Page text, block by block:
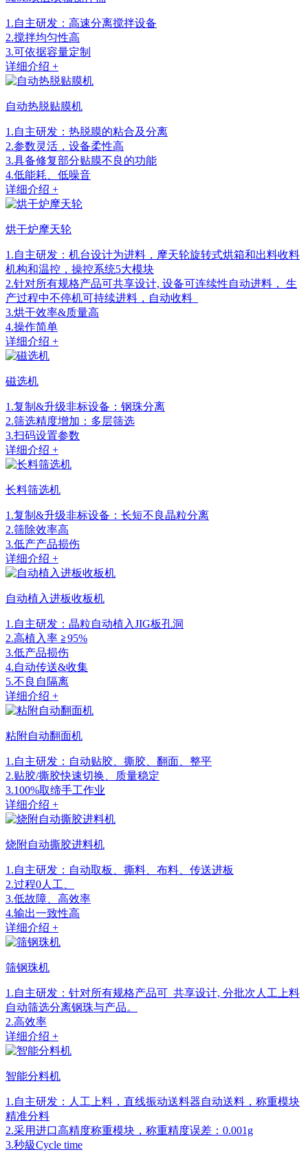
1.自主研发：高速分离搅拌设备
2.搅拌均匀性高
3.可依据容量定制
详细介绍 +
自动热脱贴膜机
1.自主研发：热脱膜的粘合及分离
2.参数灵活，设备柔性高
3.具备修复部分贴膜不良的功能
4.低能耗、低噪音
详细介绍 +
烘干炉摩天轮
1.自主研发：机台设计为进料，摩天轮旋转式烘箱和出料收料
机构和温控，操控系统5大模块
2.针对所有规格产品可共享设计, 设备可连续性自动进料， 生
产过程中不停机可持续进料，自动收料
3.烘干效率&质量高
4.操作简单
详细介绍 +
磁选机
1.复制&升级非标设备：钢珠分离
2.筛选精度增加：多层筛选
3.扫码设置参数
详细介绍 +
长料筛选机
1.复制&升级非标设备：长短不良晶粒分离
2.筛除效率高
3.低产产品损伤
详细介绍 +
自动植入进板收板机
1.自主研发：晶粒自动植入JIG板孔洞
2.高植入率 ≧95%
3.低产品损伤
4.自动传送&收集
5.不良自隔离
详细介绍 +
粘附自动翻面机
1.自主研发：自动贴胶、撕胶、翻面、整平
2.贴胶/撕胶快速切换、质量稳定
3.100%取缔手工作业
详细介绍 +
烧附自动撕胶进料机
1.自主研发：自动取板、撕料、布料、传送进板
2.过程0人工、
3.低故障、高效率
4.输出一致性高
详细介绍 +
筛钢珠机
1.自主研发：针对所有规格产品可 共享设计, 分批次人工上料
自动筛选分离钢珠与产品。
2.高效率
详细介绍 +
智能分料机
1.自主研发：人工上料，直线振动送料器自动送料，称重模块
精准分料
2.采用进口高精度称重模块，称重精度误差：0.001g
3.秒級Cycle time